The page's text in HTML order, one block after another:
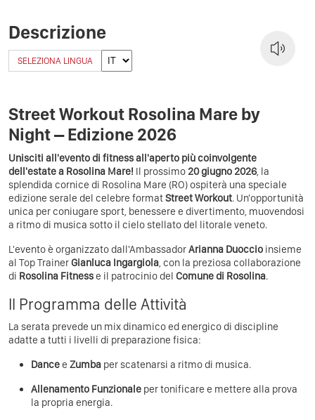
Descrizione
SELEZIONA LINGUA
Street Workout Rosolina Mare by
Night – Edizione 2026
Unisciti all'evento di fitness all'aperto più coinvolgente
dell'estate a Rosolina Mare! Il prossimo 20 giugno 2026, la
splendida cornice di Rosolina Mare (RO) ospiterà una speciale
edizione serale del celebre formatStreet Workout. Un'opportunità
unica per coniugare sport, benessere e divertimento, muovendosi
a ritmo di musica sotto il cielo stellato del litorale veneto.
L'evento è organizzato dall'AmbassadorArianna Duoccio insieme
al Top TrainerGianluca Ingargiola , con la preziosa collaborazione
di Rosolina Fitnesse il patrocinio del Comune di Rosolina.
Il Programma delle Attività
La serata prevede un mix dinamico ed energico di discipline
adatte a tutti i livelli di preparazione fisica:
Dancee Zumba per scatenarsi a ritmo di musica.
Allenamento Funzionale per tonificare e mettere alla prova
la propria energia.